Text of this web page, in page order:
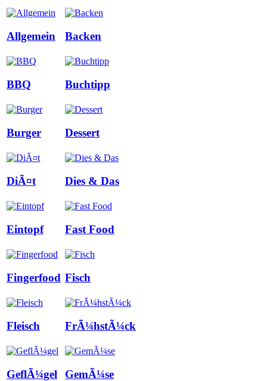
Allgemein Backen
BBQ Buchtipp
Burger Dessert
DiÃ¤t Dies & Das
Eintopf Fast Food
Fingerfood Fisch
Fleisch FrÃ¼hstÃ¼ck
GeflÃ¼gel GemÃ¼se